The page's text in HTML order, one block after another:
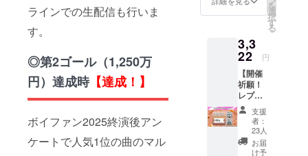
ラインでの生配信も行いま
す。
◎第2ゴール（1,250万
円）達成時【達成！】
ボイファン2025終演後アン
ケートで人気1位の曲のマル
載】公
式サイ
名前を
掲載 3.
【後日
メール
送付】
出演者
からの
お礼
メッ
セージ
☆備考
り、バ
る演奏
をお楽
しみい
ただけ
ます！
そし
て、ボ
イファ
ンオリ
ジナル
日の生
配信視
聴＋ラ
イブ終
了後に
アーカ
イブ映
像が視
聴でき
るチ
ケット
を
選
択
す
る
3,3
22 円
【開催
祈願！
レプリ
カチ
ケット
コー
ス】 ☆
プラン
支援
者：
23人
お届
け予